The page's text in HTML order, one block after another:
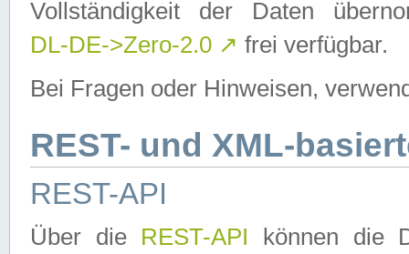
Vollständigkeit der Daten
DL-DE->Zero-2.0 ↗ frei verfügbar.
Bei Fragen oder Hinweisen,
REST- und XML-
REST-API
Über die REST-API können die